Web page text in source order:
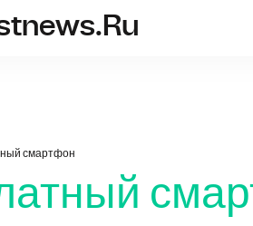
istnews.ru
смартфон